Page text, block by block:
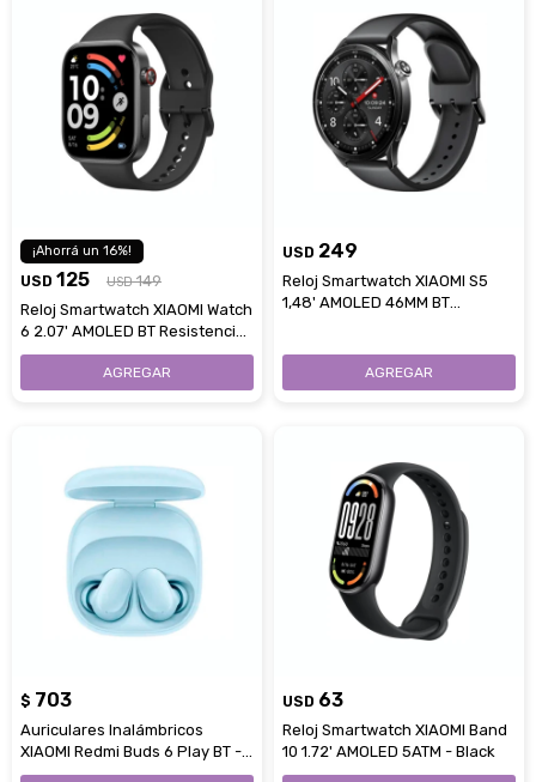
16
USD 125 USD 149
Reloj Smartwatch XIAOMI Watch
6 2.07' AMOLED BT Resistencia
5 ATM - Black
USD 249
Reloj Smartwatch XIAOMI S5
1,48' AMOLED 46MM BT
$ 703
Auriculares Inalámbricos
XIAOMI Redmi Buds 6 Play BT -
Blue
USD 63
Reloj Smartwatch XIAOMI Band
10 1.72' AMOLED 5ATM - Black